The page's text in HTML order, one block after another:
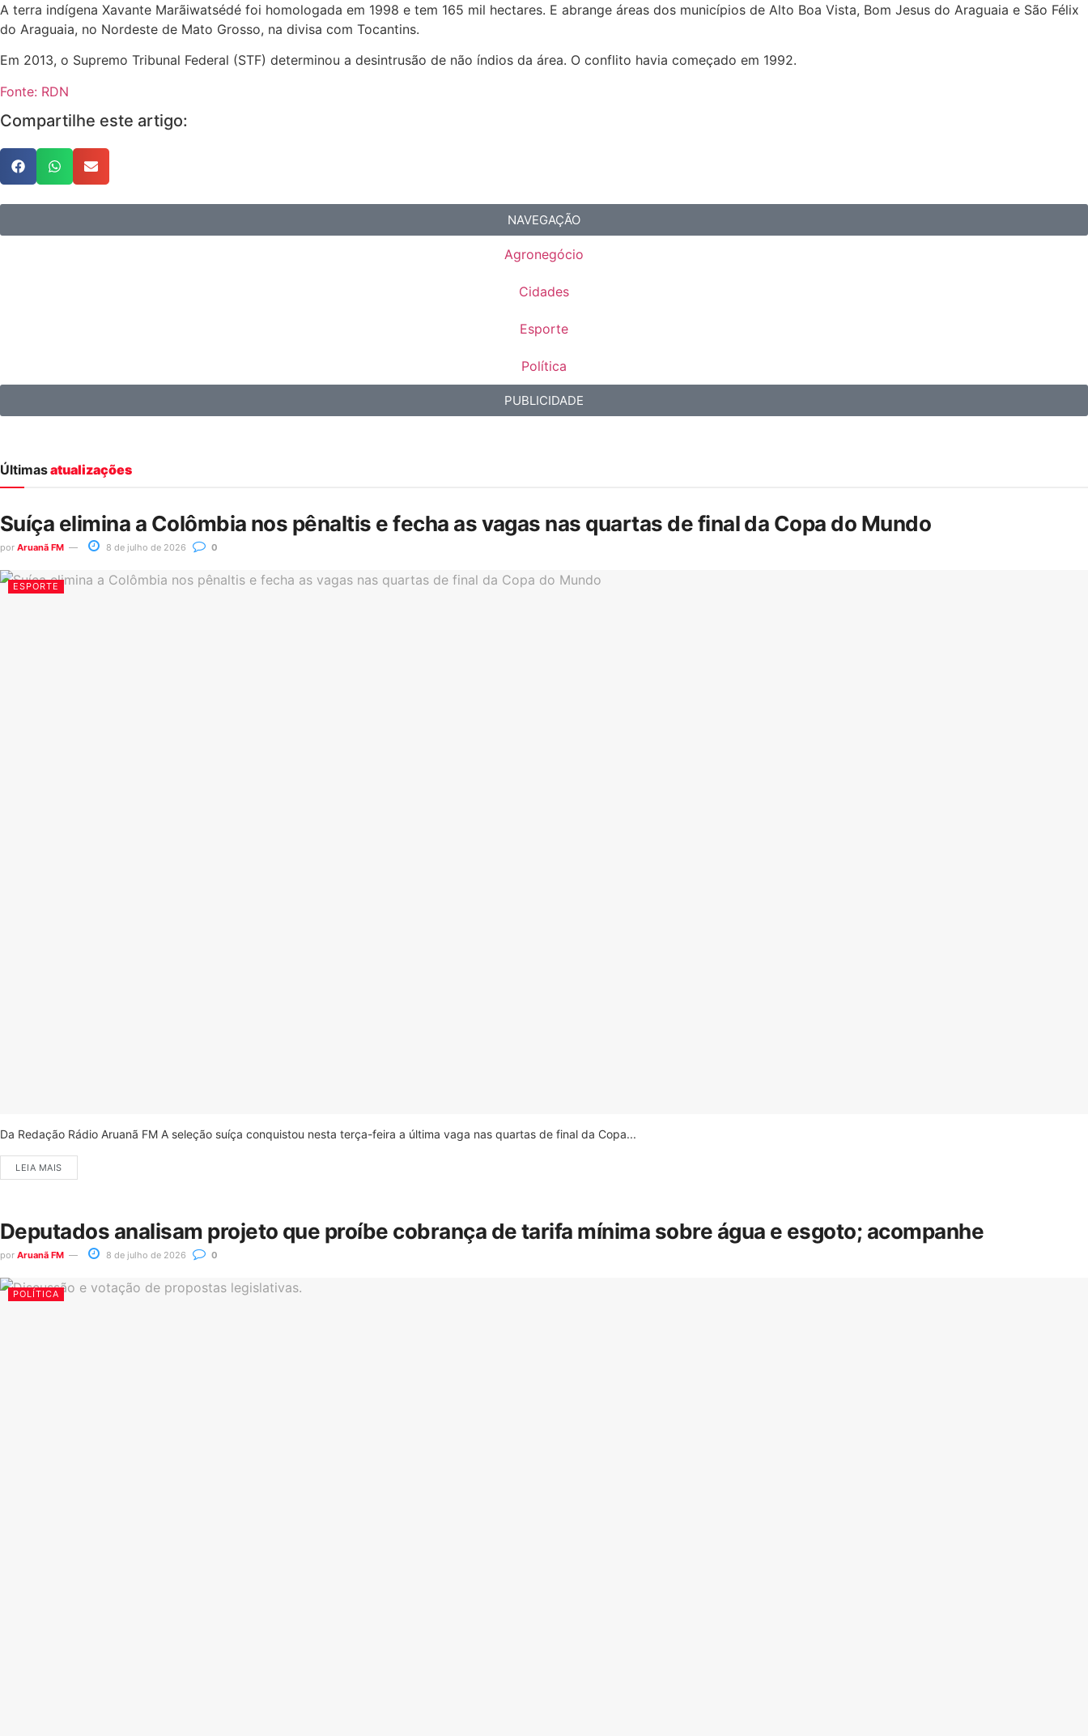
A terra indígena Xavante Marãiwatsédé foi homologada em 1998 e tem 165 mil hectares. E abrange áreas dos municípios de Alto Boa Vista, Bom Jesus do Araguaia e São Félix
do Araguaia, no Nordeste de Mato Grosso, na divisa com Tocantins.
Em 2013, o Supremo Tribunal Federal (STF) determinou a desintrusão de não índios da área. O conflito havia começado em 1992.
Fonte: RDN
Compartilhe este artigo:
NAVEGAÇÃO
Agronegócio
Cidades
Esporte
Política
PUBLICIDADE
Últimasatualizações
Suíça elimina a Colômbia nos pênaltis e fecha as vagas nas quartas de final da Copa do Mundo
por Aruanã FM 8 de julho de 2026 0
ESPORTE
Da Redação Rádio Aruanã FM A seleção suíça conquistou nesta terça-feira a última vaga nas quartas de final da Copa...
LEIA MAIS
Deputados analisam projeto que proíbe cobrança de tarifa mínima sobre água e esgoto; acompanhe
por Aruanã FM 8 de julho de 2026 0
POLÍTICA